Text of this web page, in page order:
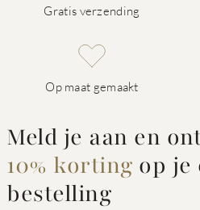
Gratis verzending
Op maat gemaakt
Meld je aan en
10% korting op je
bestelling